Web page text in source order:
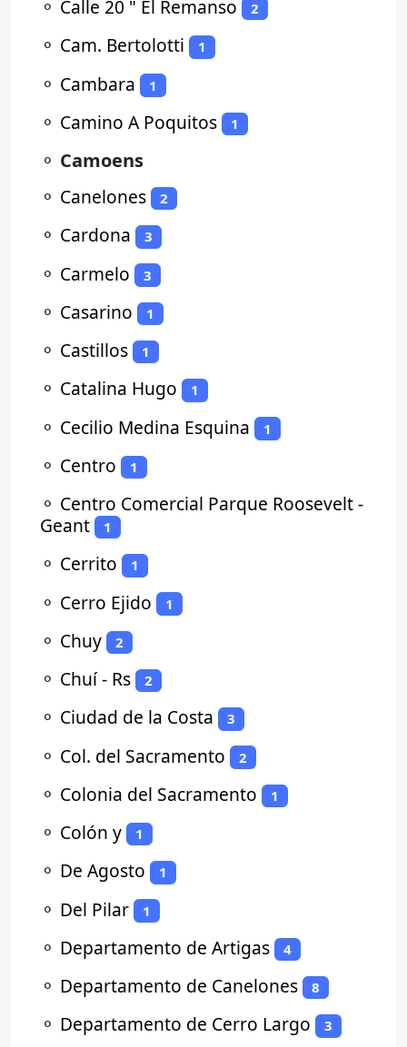
⚬ Calle 20 " El Remanso 2
⚬ Cam. Bertolotti 1
⚬ Cambara 1
⚬ Camino A Poquitos 1
⚬ Camoens
⚬ Canelones 2
⚬ Cardona 3
⚬ Carmelo 3
⚬ Casarino 1
⚬ Castillos 1
⚬ Catalina Hugo 1
⚬ Cecilio Medina Esquina 1
⚬ Centro 1
⚬ Centro Comercial Parque Roosevelt -
Geant
1
⚬ Cerrito 1
⚬ Cerro Ejido 1
⚬ Chuy 2
⚬ Chuí - Rs 2
⚬ Ciudad de la Costa 3
⚬ Col. del Sacramento 2
⚬ Colonia del Sacramento 1
⚬ Colón y 1
⚬ De Agosto 1
⚬ Del Pilar 1
⚬ Departamento de Artigas 4
⚬ Departamento de Canelones 8
⚬ Departamento de Cerro Largo 3